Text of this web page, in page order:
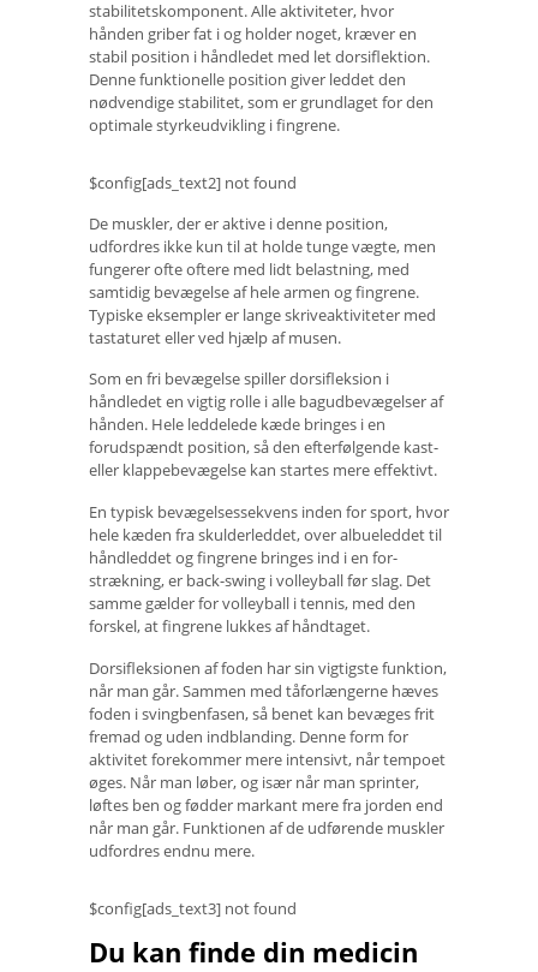
stabilitetskomponent. Alle aktiviteter, hvor
hånden griber fat i og holder noget, kræver en
stabil position i håndledet med let dorsiflektion.
Denne funktionelle position giver leddet den
nødvendige stabilitet, som er grundlaget for den
optimale styrkeudvikling i fingrene.
$config[ads_text2] not found
De muskler, der er aktive i denne position,
udfordres ikke kun til at holde tunge vægte, men
fungerer ofte oftere med lidt belastning, med
samtidig bevægelse af hele armen og fingrene.
Typiske eksempler er lange skriveaktiviteter med
tastaturet eller ved hjælp af musen.
Som en fri bevægelse spiller dorsifleksion i
håndledet en vigtig rolle i alle bagudbevægelser af
hånden. Hele leddelede kæde bringes i en
forudspændt position, så den efterfølgende kast-
eller klappebevægelse kan startes mere effektivt.
En typisk bevægelsessekvens inden for sport, hvor
hele kæden fra skulderleddet, over albueleddet til
håndleddet og fingrene bringes ind i en for-
strækning, er back-swing i volleyball før slag. Det
samme gælder for volleyball i tennis, med den
forskel, at fingrene lukkes af håndtaget.
Dorsifleksionen af ​​foden har sin vigtigste funktion,
når man går. Sammen med tåforlængerne hæves
foden i svingbenfasen, så benet kan bevæges frit
fremad og uden indblanding. Denne form for
aktivitet forekommer mere intensivt, når tempoet
øges. Når man løber, og især når man sprinter,
løftes ben og fødder markant mere fra jorden end
når man går. Funktionen af ​​de udførende muskler
udfordres endnu mere.
$config[ads_text3] not found
Du kan finde din medicin